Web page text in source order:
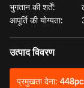
भुगतान की शर्तें:
आपूर्ति की योग्यता:
उत्पाद विवरण
प्रमुखता देना: